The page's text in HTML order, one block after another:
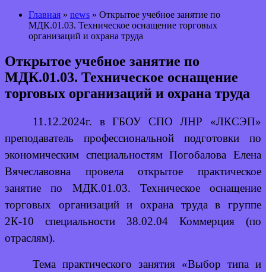
Главная » news » Открытое учебное занятие по
МДК.01.03. Техническое оснащение торговых
организаций и охрана труда
Открытое учебное занятие по
МДК.01.03. Техническое оснащение
торговых организаций и охрана труда
11.12.2024г. в ГБОУ СПО ЛНР «ЛКСЭП»
преподаватель профессиональной подготовки по
экономическим специальностям Погобалова Елена
Вячеславовна провела открытое практическое
занятие по МДК.01.03. Техническое оснащение
торговых организаций и охрана труда в группе
2К-10 специальности 38.02.04 Коммерция (по
отраслям).
Тема практического занятия «Выбор типа и